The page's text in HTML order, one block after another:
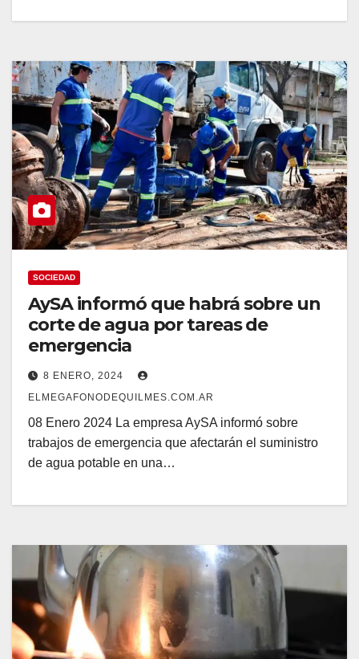
SOCIEDAD
AySA informó que habrá sobre un
corte de agua por tareas de
emergencia
8 ENERO, 2024
ELMEGAFONODEQUILMES.COM.AR
08 Enero 2024 La empresa AySA informó sobre
trabajos de emergencia que afectarán el suministro
de agua potable en una…